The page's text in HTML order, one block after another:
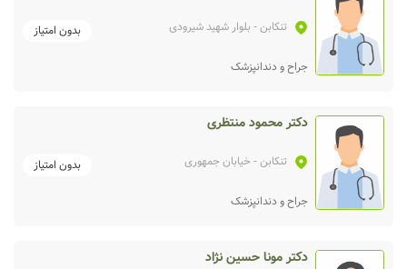
تنکابن- بلوار شهید شیرودی بدون امتیاز
جراح و دندانپزشک
دکتر محمود منتظری
تنکابن- خیابان جمهوری بدون امتیاز
جراح و دندانپزشک
دکتر مونا حسین نژاد